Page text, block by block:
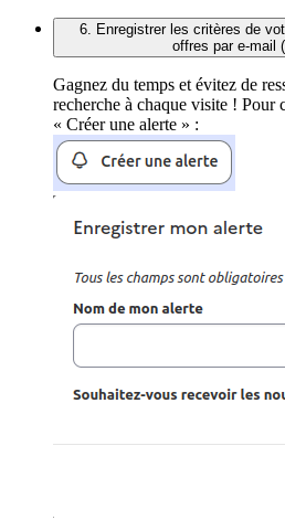
6. Enregistrer les critères de
offres par e-mail
Gagnez du temps et évitez de
recherche à chaque visite ! Pour
« Créer une alerte » :